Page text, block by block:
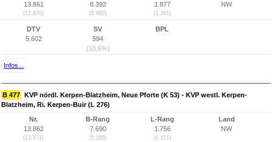
13.861
(13.870)
8.392
(5.992)
1.877
(1.291)
NW
DTV
5.602
SV
594
(10,6%)
BPL
Infos...
B 477 KVP nördl. Kerpen-Blatzheim, Neue Pforte (K 53) - KVP westl. Kerpen-
Blatzheim, Ri. Kerpen-Buir (L 276)
Nr.
13.862
(13.871)
B-Rang
7.690
(5.295)
L-Rang
1.756
(1.171)
Land
NW